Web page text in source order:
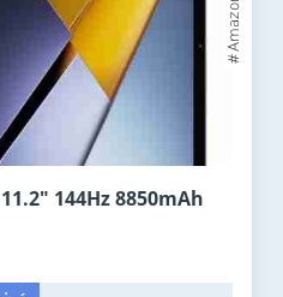
144Hz 8850mAh